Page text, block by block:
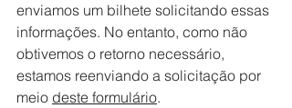
enviamos um bilhete solicitando essas
informações. No entanto, como não
obtivemos o retorno necessário,
estamos reenviando a solicitação por
meio deste formulário.